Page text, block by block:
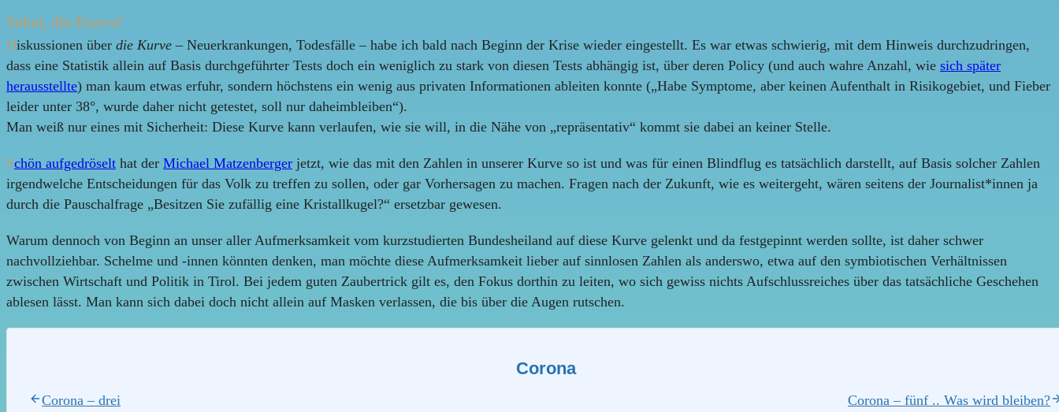
Sehet, die Kurve!
Diskussionen über die Kurve – Neuerkrankungen, Todesfälle – habe ich bald nach Beginn der Krise wieder eingestellt. Es war etwas schwierig, mit dem Hinweis durchzudringen,
dass eine Statistik allein auf Basis durchgeführter Tests doch ein weniglich zu stark von diesen Tests abhängig ist, über deren Policy (und auch wahre Anzahl, wie sich später
herausstellte) man kaum etwas erfuhr, sondern höchstens ein wenig aus privaten Informationen ableiten konnte („Habe Symptome, aber keinen Aufenthalt in Risikogebiet, und Fieber
leider unter 38°, wurde daher nicht getestet, soll nur daheimbleiben“).
Man weiß nur eines mit Sicherheit: Diese Kurve kann verlaufen, wie sie will, in die Nähe von „repräsentativ“ kommt sie dabei an keiner Stelle.
Schön aufgedröselt hat der Michael Matzenberger jetzt, wie das mit den Zahlen in unserer Kurve so ist und was für einen Blindflug es tatsächlich darstellt, auf Basis solcher Zahlen
irgendwelche Entscheidungen für das Volk zu treffen zu sollen, oder gar Vorhersagen zu machen. Fragen nach der Zukunft, wie es weitergeht, wären seitens der Journalist*innen ja
durch die Pauschalfrage „Besitzen Sie zufällig eine Kristallkugel?“ ersetzbar gewesen.
Warum dennoch von Beginn an unser aller Aufmerksamkeit vom kurzstudierten Bundesheiland auf diese Kurve gelenkt und da festgepinnt werden sollte, ist daher schwer
nachvollziehbar. Schelme und -innen könnten denken, man möchte diese Aufmerksamkeit lieber auf sinnlosen Zahlen als anderswo, etwa auf den symbiotischen Verhältnissen
zwischen Wirtschaft und Politik in Tirol. Bei jedem guten Zaubertrick gilt es, den Fokus dorthin zu leiten, wo sich gewiss nichts Aufschlussreiches über das tatsächliche Geschehen
ablesen lässt. Man kann sich dabei doch nicht allein auf Masken verlassen, die bis über die Augen rutschen.
Corona
Corona – drei Corona – fünf .. Was wird bleiben?